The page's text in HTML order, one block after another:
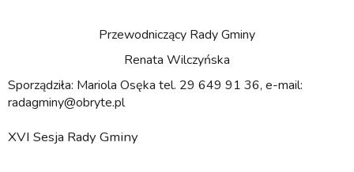
Przewodniczący Rady Gminy
Renata Wilczyńska
Sporządziła: Mariola Osęka tel. 29 649 91 36, e-mail:
radagminy@obryte.pl
XVI Sesja Rady Gminy